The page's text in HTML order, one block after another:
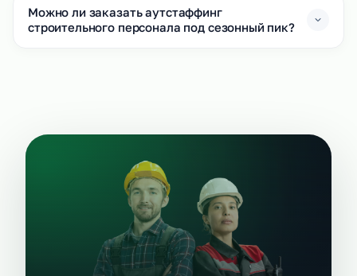
Можно ли заказать аутстаффинг
строительного персонала под сезонный пик?